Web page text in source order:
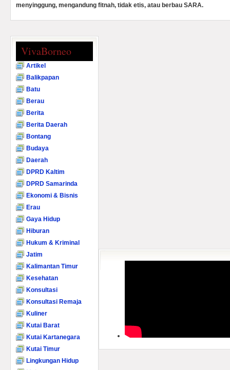
menyinggung, mengandung fitnah, tidak etis, atau berbau SARA.
VivaBorneo
Artikel
Balikpapan
Batu
Berau
Berita
Berita Daerah
Bontang
Budaya
Daerah
DPRD Kaltim
DPRD Samarinda
Ekonomi & Bisnis
Erau
Gaya Hidup
Hiburan
Hukum & Kriminal
Jatim
Kalimantan Timur
Kesehatan
Konsultasi
Konsultasi Remaja
Kuliner
Kutai Barat
Kutai Kartanegara
Kutai Timur
Lingkungan Hidup